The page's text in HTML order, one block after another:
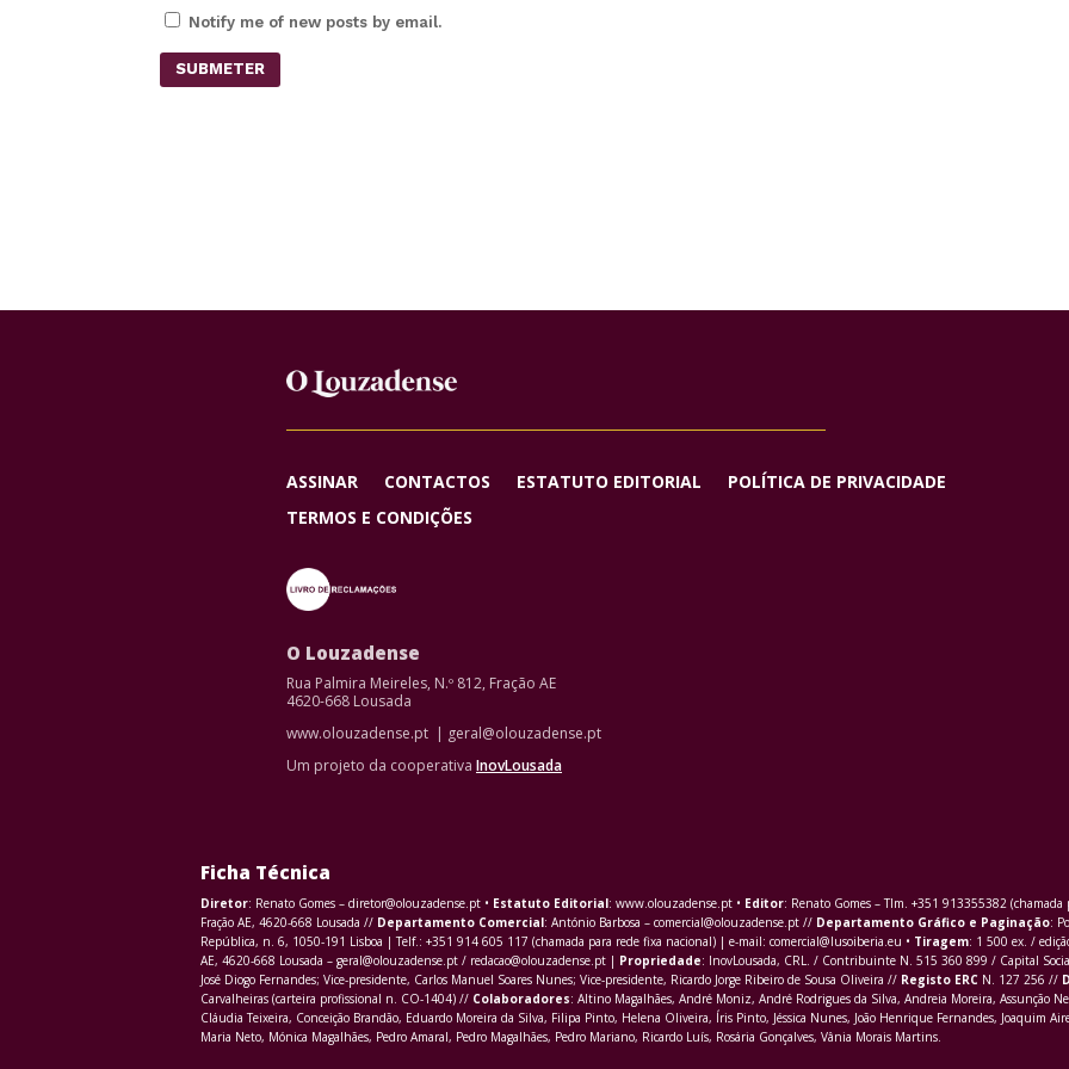
Notify me of new posts by email.
SUBMETER
ASSINAR CONTACTOS ESTATUTO EDITORIAL
POLÍTICA DE PRIVACIDADE
TERMOS E CONDIÇÕES
O Louzadense
Rua Palmira Meireles, N.º 812, Fração AE
4620-668 Lousada
www.olouzadense.pt | geral@olouzadense.pt
Um projeto da cooperativa InovLousada
Ficha Técnica
Diretor: Renato Gomes – diretor@olouzadense.pt • Estatuto Editorial: www.olouzadense.pt • Editor: Renato Gomes – Tlm. +351 913355382
Fração AE, 4620-668 Lousada // Departamento Comercial: António Barbosa – comercial@olouzadense.pt // Departamento Gráfico e Paginação:
República, n. 6, 1050-191 Lisboa | Telf.: +351 914 605 117 (chamada para rede fixa nacional) | e-mail: comercial@lusoiberia.eu • Tiragem: 1 500 ex. /
AE, 4620-668 Lousada – geral@olouzadense.pt / redacao@olouzadense.pt | Propriedade: InovLousada, CRL. / Contribuinte N. 515 360 899 / Capital
José Diogo Fernandes; Vice-presidente, Carlos Manuel Soares Nunes; Vice-presidente, Ricardo Jorge Ribeiro de Sousa Oliveira // Registo ERC N. 127 256 //
Carvalheiras (carteira profissional n. CO-1404) // Colaboradores: Altino Magalhães, André Moniz, André Rodrigues da Silva, Andreia Moreira, Assunção
Cláudia Teixeira, Conceição Brandão, Eduardo Moreira da Silva, Filipa Pinto, Helena Oliveira, Íris Pinto, Jéssica Nunes, João Henrique Fernandes, Joaquim
Maria Neto, Mónica Magalhães, Pedro Amaral, Pedro Magalhães, Pedro Mariano, Ricardo Luís, Rosária Gonçalves, Vânia Morais Martins.